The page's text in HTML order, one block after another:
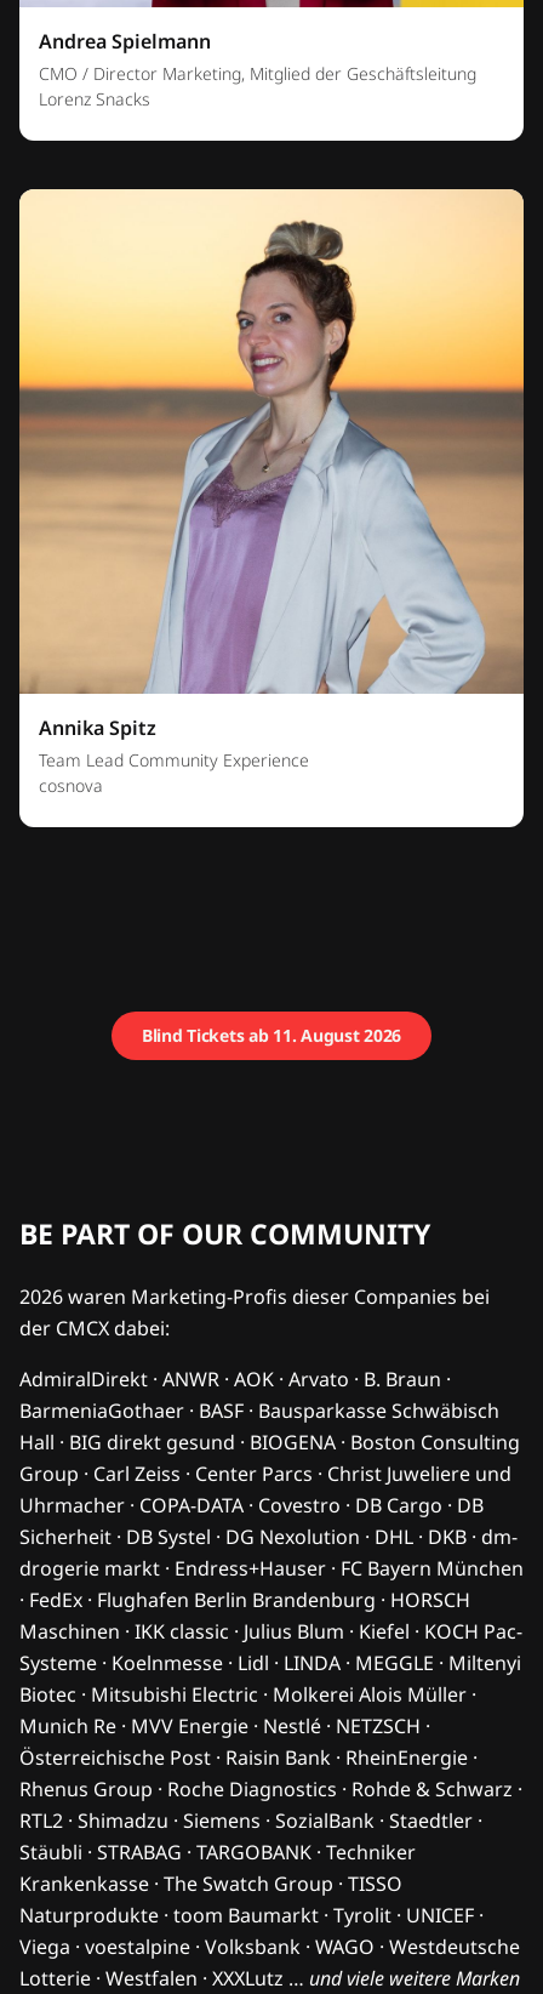
Andrea Spielmann
CMO / Director Marketing, Mitglied der Geschäftsleitung
Lorenz Snacks
Annika Spitz
Team Lead Community Experience
cosnova
Blind Tickets ab 11. August 2026
BE PART OF OUR COMMUNITY
2026 waren Marketing-Profis dieser Companies bei
der CMCX dabei:
AdmiralDirekt · ANWR · AOK · Arvato · B. Braun ·
BarmeniaGothaer · BASF · Bausparkasse Schwäbisch
Hall · BIG direkt gesund · BIOGENA · Boston Consulting
Group · Carl Zeiss · Center Parcs · Christ Juweliere und
Uhrmacher · COPA-DATA · Covestro · DB Cargo · DB
Sicherheit · DB Systel · DG Nexolution · DHL · DKB · dm-
drogerie markt · Endress+Hauser · FC Bayern München
· FedEx · Flughafen Berlin Brandenburg · HORSCH
Maschinen · IKK classic · Julius Blum · Kiefel · KOCH Pac-
Systeme · Koelnmesse · Lidl · LINDA · MEGGLE · Miltenyi
Biotec · Mitsubishi Electric · Molkerei Alois Müller ·
Munich Re · MVV Energie · Nestlé · NETZSCH ·
Österreichische Post · Raisin Bank · RheinEnergie ·
Rhenus Group · Roche Diagnostics · Rohde & Schwarz ·
RTL2 · Shimadzu · Siemens · SozialBank · Staedtler ·
Stäubli · STRABAG · TARGOBANK · Techniker
Krankenkasse · The Swatch Group · TISSO
Naturprodukte · toom Baumarkt · Tyrolit · UNICEF ·
Viega · voestalpine · Volksbank · WAGO · Westdeutsche
Lotterie · Westfalen · XXXLutz … und viele weitere Marken